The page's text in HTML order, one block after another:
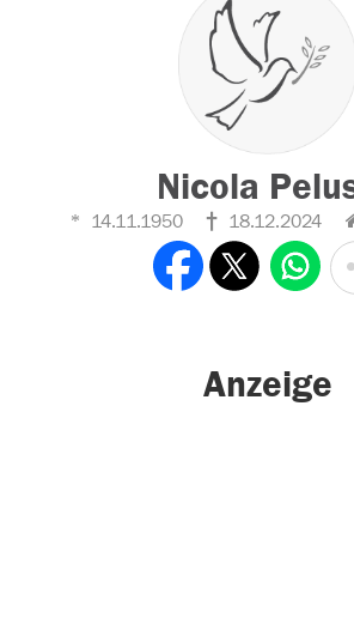
Nicola
14.11.1950 18.12.2024
Anzeige